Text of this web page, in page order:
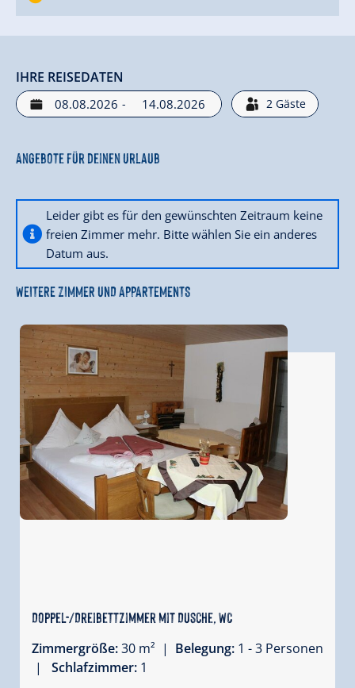
IHRE REISEDATEN
- 2 Gäste
Angebote für deinen Urlaub
Leider gibt es für den gewünschten Zeitraum keine
freien Zimmer mehr. Bitte wählen Sie ein anderes
Datum aus.
WEITERE ZIMMER UND APPARTEMENTS
Doppel-/Dreibettzimmer mit Dusche, WC
Zimmergröße:30 m² | Belegung: 1 - 3 Personen
|
Schlafzimmer: 1